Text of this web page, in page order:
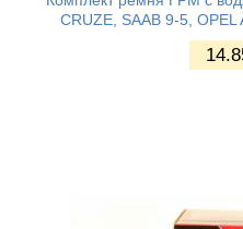
CRUZE, SAAB 9-5, OPEL